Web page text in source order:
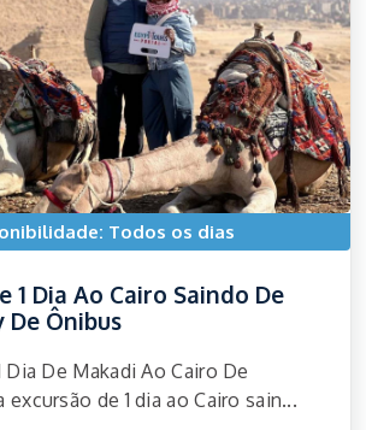
Todos os dias
1 Dia Ao Cairo Saindo De
De Ônibus
Dia De Makadi Ao Cairo De
de 1 dia ao Cairo sain...